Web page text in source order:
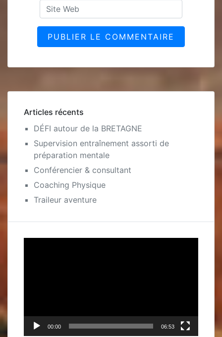
Articles récents
DÉFI autour de la BRETAGNE
Supervision entraînement assorti de
préparation mentale
Conférencier & consultant
Coaching Physique
Traileur aventure
00:00 06:53